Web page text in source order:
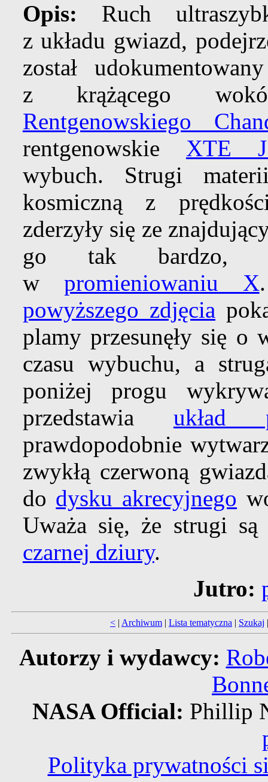
Opis: Ruch
z układu gwiazd,
został
z krążącego
Rentgenowskiego
rentgenowskie XTE
wybuch. Strugi
kosmiczną z
zderzyły się ze
go tak bardzo,
w promieniowaniu X
powyższego zdjęcia
plamy przesunęły się
czasu wybuchu, a
poniżej progu
przedstawia układ
prawdopodobnie
zwykłą czerwoną
do dysku akrecyjnego
Uważa się, że strugi są
czarnej dziury.
Jutro:
< | Archiwum | Lista tematyczna | Szukaj
Autorzy i wydawcy:
NASA Official: Phillip
Polityka prywatności